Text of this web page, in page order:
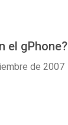
el gPhone?
de 2007